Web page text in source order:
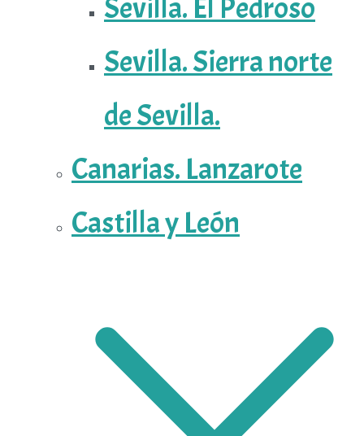
Sevilla. El Pedroso
Sevilla. Sierra norte
de Sevilla.
Canarias. Lanzarote
Castilla y León